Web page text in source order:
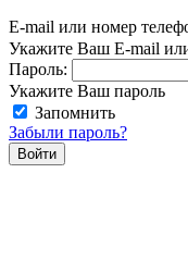
E-mail или номер
Укажите Ваш E-mail
Пароль:
Укажите Ваш пароль
Запомнить
Забыли пароль?